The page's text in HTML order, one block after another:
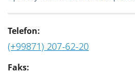
Telefon:
(+99871) 207-62-20
Faks: